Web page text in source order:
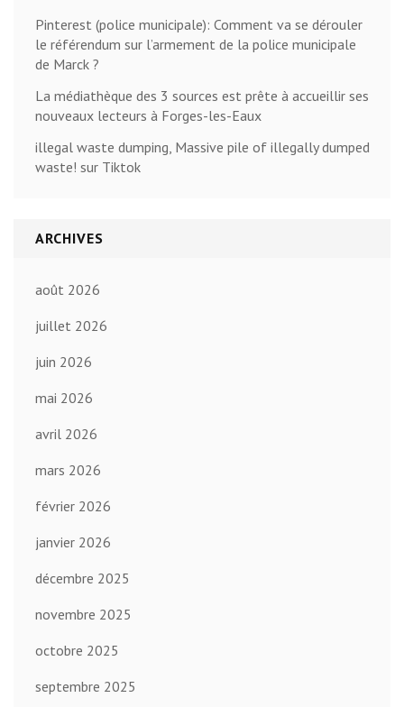
Pinterest (police municipale): Comment va se dérouler
le référendum sur l’armement de la police municipale
de Marck ?
La médiathèque des 3 sources est prête à accueillir ses
nouveaux lecteurs à Forges-les-Eaux
illegal waste dumping, Massive pile of illegally dumped
waste! sur Tiktok
ARCHIVES
août 2026
juillet 2026
juin 2026
mai 2026
avril 2026
mars 2026
février 2026
janvier 2026
décembre 2025
novembre 2025
octobre 2025
septembre 2025